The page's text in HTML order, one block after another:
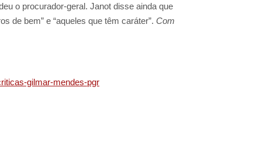
o procurador-geral. Janot disse ainda que
de bem” e “aqueles que têm caráter”. Com
gilmar-mendes-pgr